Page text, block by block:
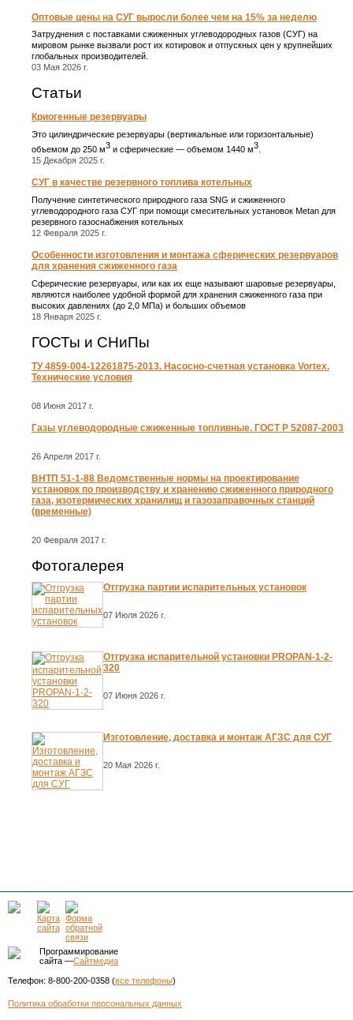
Оптовые цены на СУГ выросли более чем на 15% за неделю
Затруднения с поставками сжиженных углеводородных газов (СУГ) на
мировом рынке вызвали рост их котировок и отпускных цен у крупнейших
глобальных производителей.
03 Мая 2026 г.
Статьи
Криогенные резервуары
Это цилиндрические резервуары (вертикальные или горизонтальные)
объемом до 250 м3 и сферические ― объемом 1440 м3
15 Декабря 2025 г.
СУГ в качестве резервного топлива котельных
Получение синтетического природного газа SNG и сжиженного
углеводородного газа СУГ при помощи смесительных установок Metan для
резервного газоснабжения котельных
12 Февраля 2025 г.
Особенности изготовления и монтажа сферических резервуаров
для хранения сжиженного газа
Сферические резервуары, или как их еще называют шаровые резервуары,
являются наиболее удобной формой для хранения сжиженного газа при
высоких давлениях (до 2,0 МПа) и больших объемов
18 Января 2025 г.
ГОСТы и СНиПы
ТУ 4859-004-12261875-2013. Насосно-счетная установка Vortex.
Технические условия
08 Июня 2017 г.
Газы углеводородные сжиженные топливные. ГОСТ Р 52087-2003
26 Апреля 2017 г.
ВНТП 51-1-88 Ведомственные нормы на проектирование
установок по производству и хранению сжиженного природного
газа, изотермических хранилищ и газозаправочных станций
(временные)
20 Февраля 2017 г.
Фотогалерея
Отгрузка партии испарительных установок
07 Июля 2026 г.
Отгрузка испарительной установки PROPAN-1-2-
320
07 Июня 2026 г.
Изготовление, доставка и монтаж АГЗС для СУГ
20 Мая 2026 г.
Программирование
сайта —Сайтмедиа
Телефон: 8-800-200-0358 (все телефоны)
Политика обработки персональных данных